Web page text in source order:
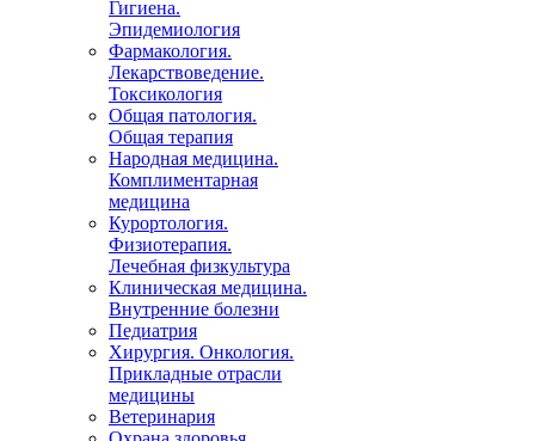
Гигиена.
Эпидемиология
Фармакология.
Лекарствоведение.
Токсикология
Общая патология.
Общая терапия
Народная медицина.
Комплиментарная
медицина
Курортология.
Физиотерапия.
Лечебная физкультура
Клиническая медицина.
Внутренние болезни
Педиатрия
Хирургия. Онкология.
Прикладные отрасли
медицины
Ветеринария